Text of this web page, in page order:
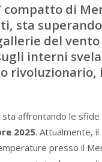
compatto di
sta
del
interni svela
rivoluzionario,
sta affrontando le
2025. Attualmente,
presso il